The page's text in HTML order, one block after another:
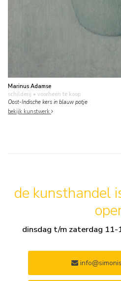
Marinus Adamse
schilderij • voorheen te koop
Oost-Indische kers in blauw potje
bekijk kunstwerk
de kunsthandel
dinsdag t/m zaterdag 11-